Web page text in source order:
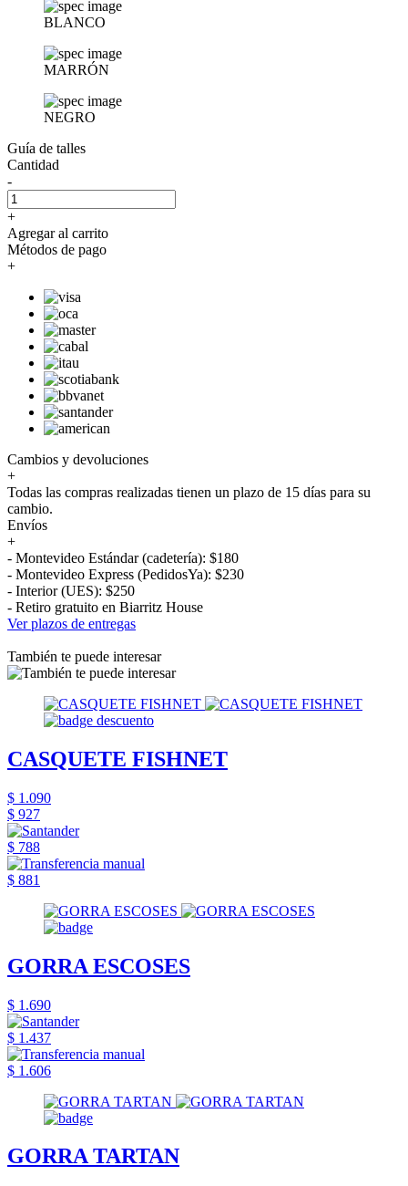
BLANCO
MARRÓN
NEGRO
Guía de talles
Cantidad
-
+
Agregar al carrito
Métodos de pago
+
Cambios y devoluciones
+
Todas las compras realizadas tienen un plazo de 15 días para su
cambio.
Envíos
+
- Montevideo Estándar (cadetería): $180
- Montevideo Express (PedidosYa): $230
- Interior (UES): $250
- Retiro gratuito en Biarritz House
Ver plazos de entregas
También te puede interesar
CASQUETE FISHNET
$ 1.090
$ 927
$ 788
$ 881
GORRA ESCOSES
$ 1.690
$ 1.437
$ 1.606
GORRA TARTAN